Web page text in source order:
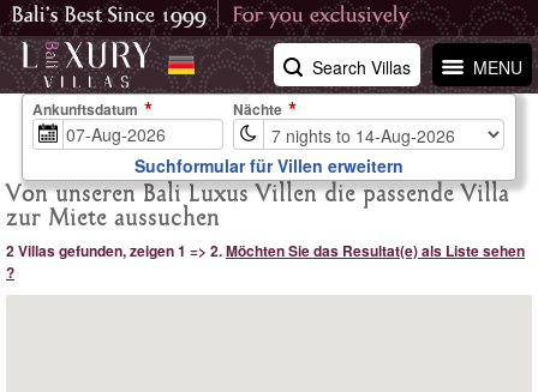
MENU
Search Villas
Von unseren Bali Luxus Villen die passende Villa
zur Miete aussuchen
2 Villas gefunden, zeigen 1 => 2.Möchten Sie das Resultat(e) als Liste sehen
?
Ankunftsdatum Nächte
Suchformular für Villen erweitern